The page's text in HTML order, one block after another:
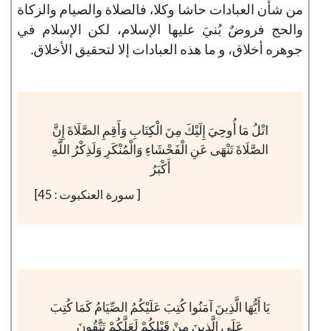
من شأن العبادات حاشا وكلا، فالصلاة والصيام والزكاة
والحج فروضٌ بُنيَ عليها الإسلام، لكن الإسلام في
جوهره أخلاق، و ما هذه العبادات إلا لتحقيق الأخلاق.
اتْلُ مَا أُوحِيَ إِلَيْكَ مِنَ الْكِتَابِ وَأَقِمِ الصَّلَاةَ إِنَّ
الصَّلَاةَ تَنْهَى عَنِ الْفَحْشَاءِ وَالْمُنْكَرِ وَلَذِكْرُ اللَّهِ
أَكْبَرُ
[ سورة العنكبوت : 45]
يَا أَيُّهَا الَّذِينَ آمَنُوا كُتِبَ عَلَيْكُمُ الصِّيَامُ كَمَا كُتِبَ
عَلَى الَّذِينَ مِنْ قَبْلِكُمْ لَعَلَّكُمْ تَتَّقُونَ